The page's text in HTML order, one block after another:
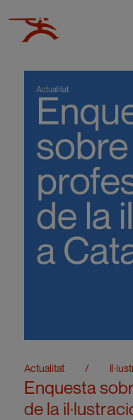
Actualitat /
Enquesta
de la